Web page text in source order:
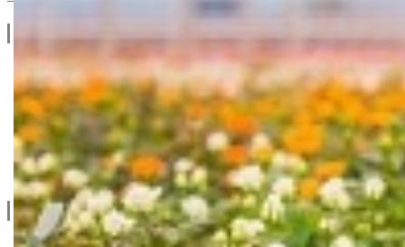
O Nama
Katalozi
Blog
Projektovanje / Izgradnja
Informacije